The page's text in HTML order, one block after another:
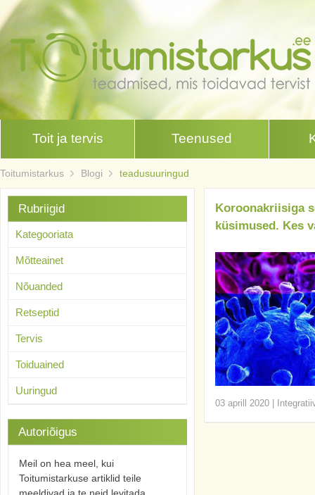
Toit ja tervis Teenused
Toitumistarkus Blogi teadusuuringud
Koroonakriisiga
küsimused. Kes
03 aprill 2020
Rubriigid
Kategooriata
Mõtteainet
Nõuanded
Retseptid
Tervis
Toiduained
Uuringud
Autoriõigus
Meil on hea meel, kui
Toitumistarkuse artiklid teile